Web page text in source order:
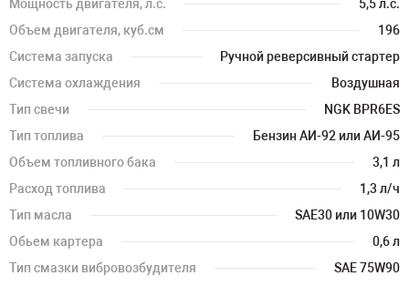
Мощность двигателя, л.с.
5,5 л.с.
Объем двигателя, куб.см
196
Система запуска
Ручной реверсивный стартер
Система охлаждения
Воздушная
Тип свечи
NGK BPR6ES
Тип топлива
Бензин АИ-92 или АИ-95
Объем топливного бака
3,1 л
Расход топлива
1,3 л/ч
Тип масла
SAE30 или 10W30
Обьем картера
0,6 л
Тип смазки вибровозбудителя
SAE 75W90